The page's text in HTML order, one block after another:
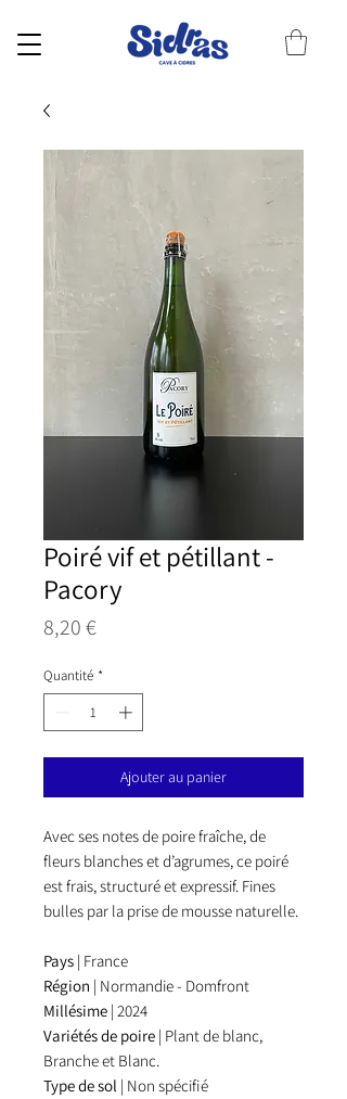
Poiré vif et pétillant -
Pacory
8,20 €Prix
Quantité *
Ajouter au panier
Avec ses notes de poire fraîche, de
fleurs blanches et d’agrumes, ce poiré
est frais, structuré et expressif. Fines
bulles par la prise de mousse naturelle.
Pays | France
Région | Normandie - Domfront
Millésime | 2024
Variétés de poire | Plant de blanc,
Branche et Blanc.
Type de sol | Non spécifié